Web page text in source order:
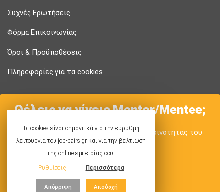
Συχνές Ερωτήσεις
Φόρμα Επικοινωνίας
Όροι & Προϋποθέσεις
Πληροφορίες για τα cookies
Θέλεις να γίνεις Mentor/Mentee;
Θα χαρούμε να είσαι το νέο μέλος της κοινότητας του
Job-Pairs!
Στείλε αίτηση
Τα cookies είναι σημαντικά για την εύρυθμη
λειτουργία του job-pairs.gr και για την βελτίωση
της online εμπειρίας σου.
Ρυθμίσεις Περισσότερα
Απόρριψη Αποδοχή